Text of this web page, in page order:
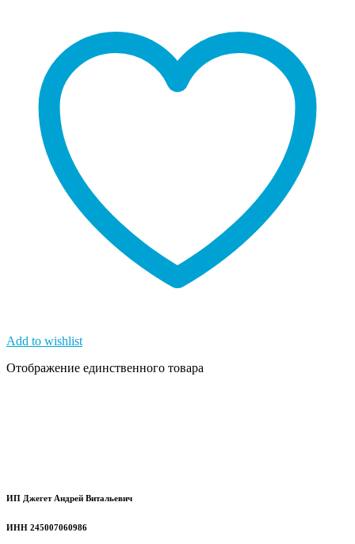
Add to wishlist
Отображение единственного товара
ИП Джегет Андрей Витальевич
ИНН 245007060986